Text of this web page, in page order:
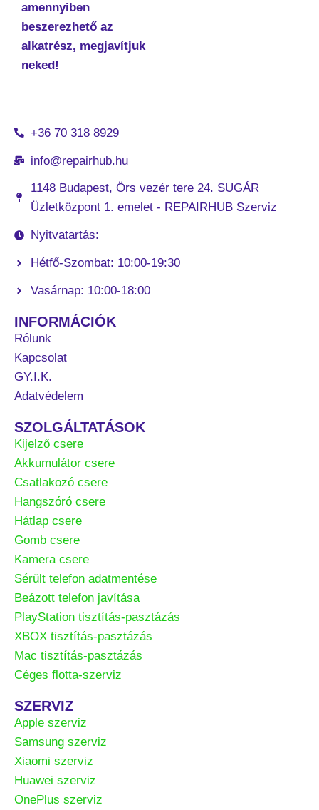
amennyiben
beszerezhető az
alkatrész, megjavítjuk
neked!
+36 70 318 8929
info@repairhub.hu
1148 Budapest, Örs vezér tere 24. SUGÁR
Üzletközpont 1. emelet - REPAIRHUB Szerviz
Nyitvatartás:
Hétfő-Szombat: 10:00-19:30
Vasárnap: 10:00-18:00
INFORMÁCIÓK
Rólunk
Kapcsolat
GY.I.K.
Adatvédelem
SZOLGÁLTATÁSOK
Kijelző csere
Akkumulátor csere
Csatlakozó csere
Hangszóró csere
Hátlap csere
Gomb csere
Kamera csere
Sérült telefon adatmentése
Beázott telefon javítása
PlayStation tisztítás-pasztázás
XBOX tisztítás-pasztázás
Mac tisztítás-pasztázás
Céges flotta-szerviz
SZERVIZ
Apple szerviz
Samsung szerviz
Xiaomi szerviz
Huawei szerviz
OnePlus szerviz